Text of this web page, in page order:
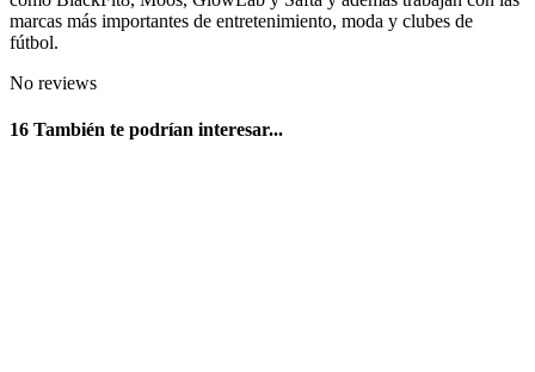
marcas más importantes de entretenimiento, moda y clubes de
fútbol.
No reviews
16 También te podrían interesar...